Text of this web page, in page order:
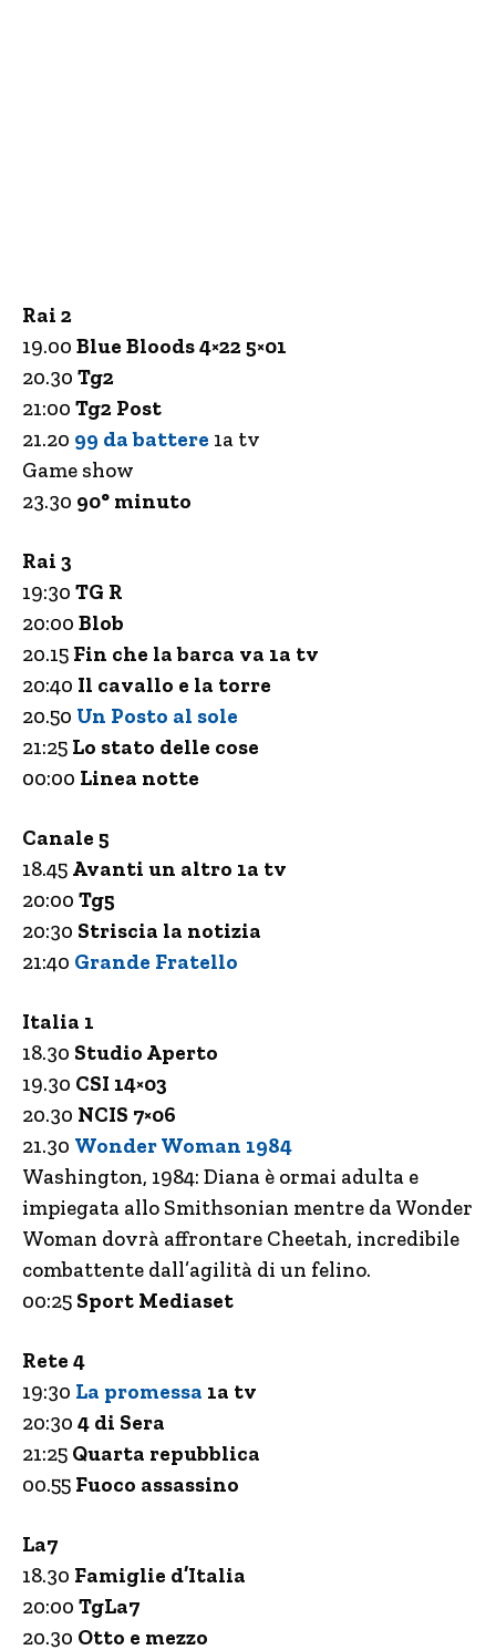
Rai 2
19.00 Blue Bloods 4×22 5×01
20.30 Tg2
21:00 Tg2 Post
21.20 99 da battere 1a tv
Game show
23.30 90° minuto
Rai 3
19:30 TG R
20:00 Blob
20.15 Fin che la barca va 1a tv
20:40 Il cavallo e la torre
20.50 Un Posto al sole
21:25 Lo stato delle cose
00:00 Linea notte
Canale 5
18.45 Avanti un altro 1a tv
20:00 Tg5
20:30 Striscia la notizia
21:40 Grande Fratello
Italia 1
18.30 Studio Aperto
19.30 CSI 14×03
20.30 NCIS 7×06
21.30 Wonder Woman 1984
Washington, 1984: Diana è ormai adulta e
impiegata allo Smithsonian mentre da Wonder
Woman dovrà affrontare Cheetah, incredibile
combattente dall’agilità di un felino.
00:25 Sport Mediaset
Rete 4
19:30 La promessa 1a tv
20:30 4 di Sera
21:25 Quarta repubblica
00.55 Fuoco assassino
La7
18.30 Famiglie d’Italia
20:00 TgLa7
20.30 Otto e mezzo